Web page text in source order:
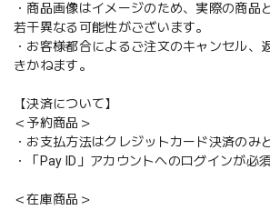
・商品画像はイメージのため、実際の商品
若干異なる可能性がございます。
・お客様都合によるご注文のキャンセル、
きかねます。
【決済について】
＜予約商品＞
・お支払方法はクレジットカード決済のみ
・「Pay ID」アカウントへのログインが必
＜在庫商品＞